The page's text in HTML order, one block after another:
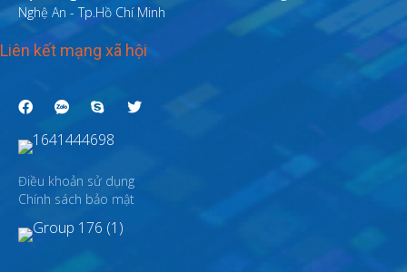
Nghệ An - Tp.Hồ Chí Minh
Liên kết mạng xã hội
Điều khoản sử dụng
Chính sách bảo mật